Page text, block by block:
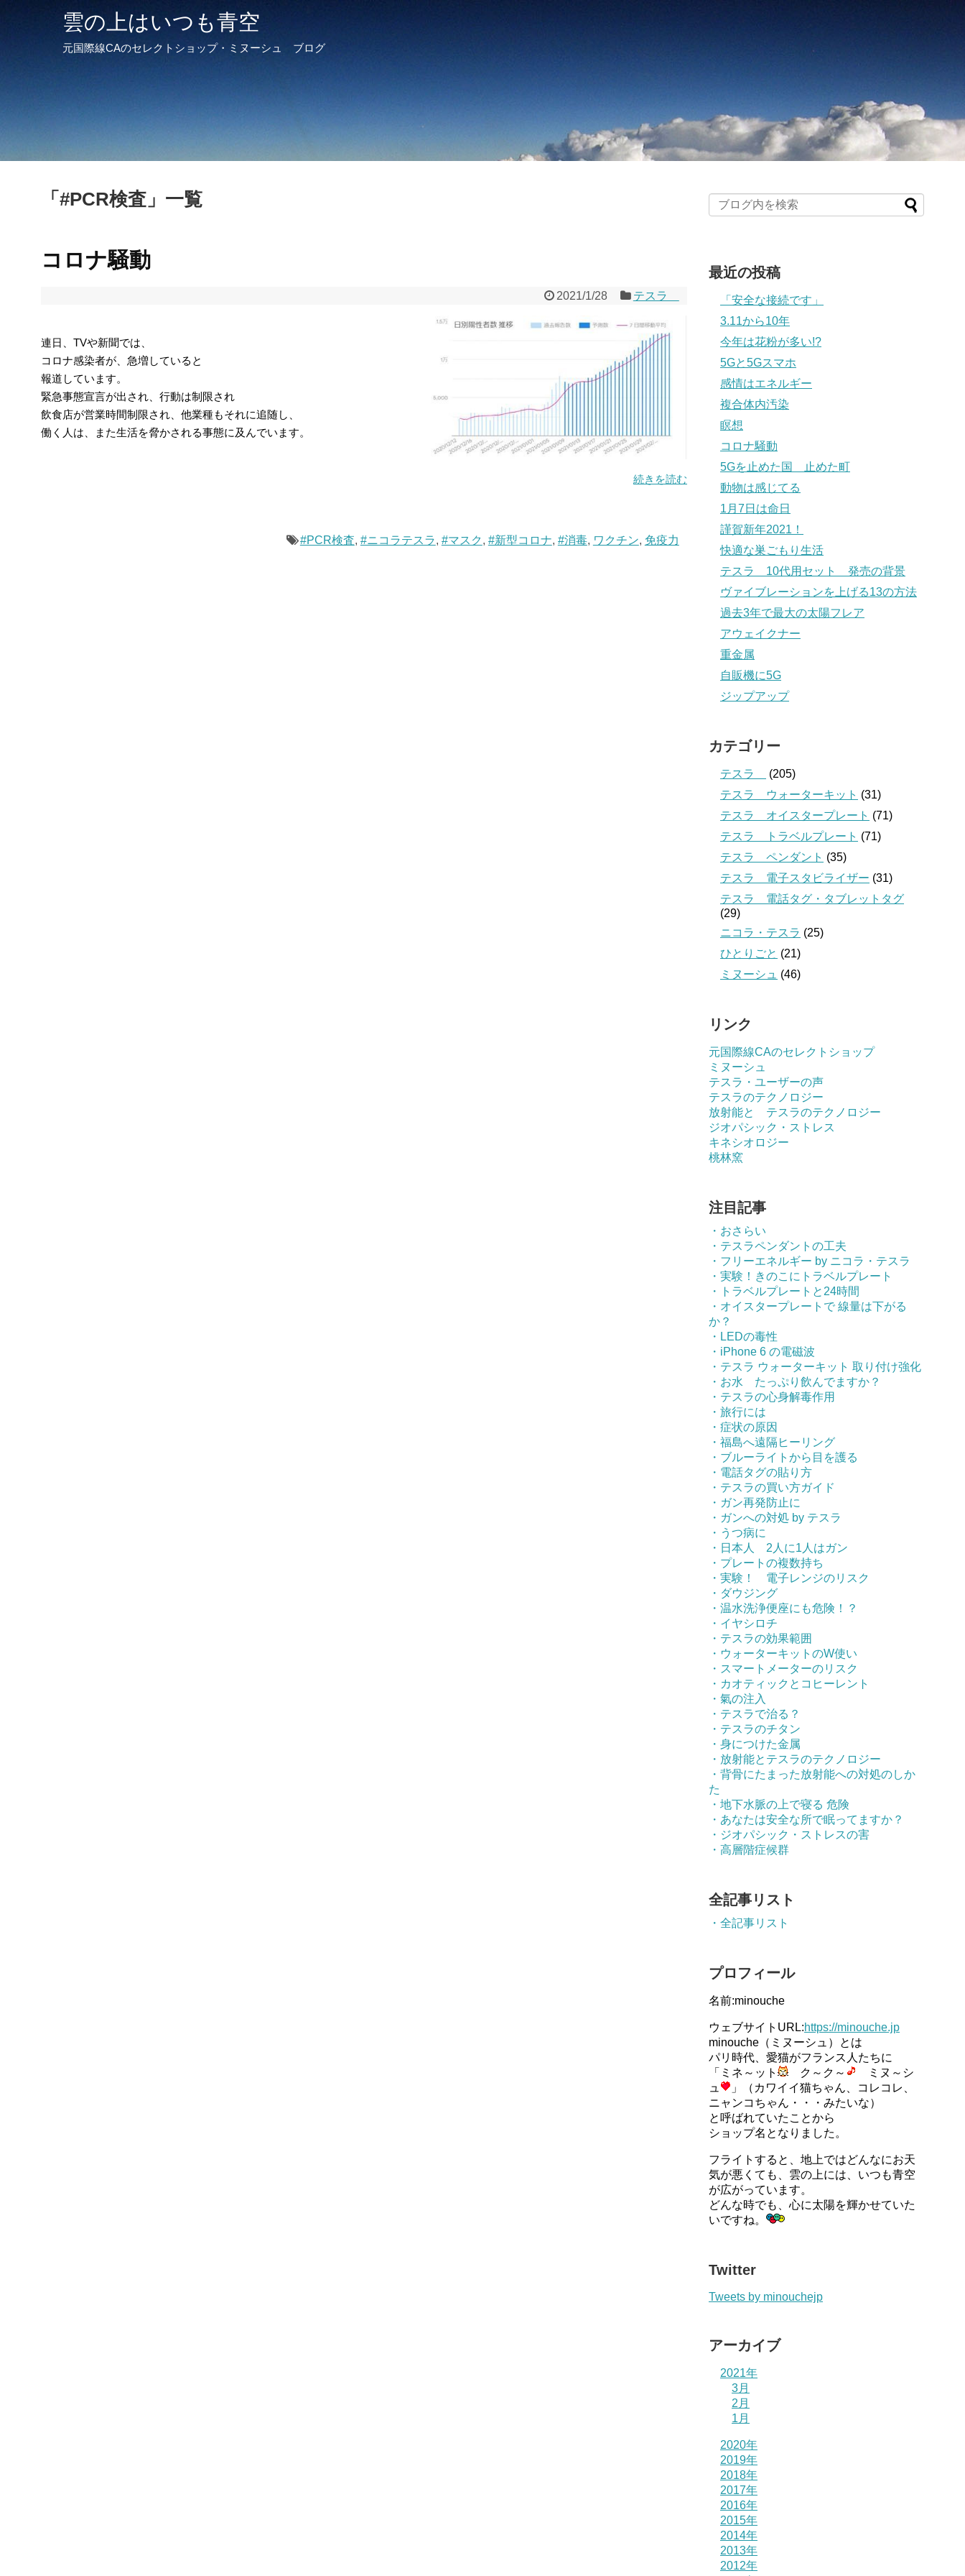
雲の上はいつも青空
元国際線CAのセレクトショップ・ミヌーシュ ブログ
「 #PCR検査 」 一覧
コロナ騒動
2021/1/28 テスラ
連日、TVや新聞では、
コロナ感染者が、急増していると
報道しています。
緊急事態宣言が出され、行動は制限され
飲食店が営業時間制限され、他業種もそれに追随し、
働く人は、また生活を脅かされる事態に及んでいます。
続きを読む
#PCR検査, #ニコラテスラ, #マスク , #新型コロナ, #消毒, ワクチン, 免疫力
最近の投稿
「安全な接続です」
3.11から10年
今年は花粉が多い!?
5Gと5Gスマホ
感情はエネルギー
複合体内汚染
瞑想
コロナ騒動
5Gを止めた国 止めた町
動物は感じてる
1月7日は命日
謹賀新年2021！
快適な巣ごもり生活
テスラ 10代用セット 発売の背景
ヴァイブレーションを上げる13の方法
過去3年で最大の太陽フレア
アウェイクナー
重金属
自販機に5G
ジップアップ
カテゴリー
テスラ
(205)
テスラ ウォーターキット (31)
テスラ オイスタープレート (71)
テスラ トラベルプレート (71)
テスラ ペンダント (35)
テスラ 電子スタビライザー (31)
テスラ 電話タグ・タブレットタグ
(29)
ニコラ・テスラ (25)
ひとりごと (21)
ミヌーシュ (46)
リンク
元国際線CAのセレクトショップ
ミヌーシュ
テスラ・ユーザーの声
テスラのテクノロジー
放射能と テスラのテクノロジー
ジオパシック・ストレス
キネシオロジー
桃林窯
注目記事
・おさらい
・テスラペンダントの工夫
・フリーエネルギー by ニコラ・テスラ
・実験！きのこにトラベルプレート
・トラベルプレートと24時間
・オイスタープレートで 線量は下がる
か？
・LEDの毒性
・iPhone 6 の電磁波
・テスラ ウォーターキット 取り付け強化
・お水 たっぷり飲んでますか？
・テスラの心身解毒作用
・旅行には
・症状の原因
・福島へ遠隔ヒーリング
・ブルーライトから目を護る
・電話タグの貼り方
・テスラの買い方ガイド
・ガン再発防止に
・ガンへの対処 by テスラ
・うつ病に
・日本人 2人に1人はガン
・プレートの複数持ち
・実験！ 電子レンジのリスク
・ダウジング
・温水洗浄便座にも危険！？
・イヤシロチ
・テスラの効果範囲
・ウォーターキットのW使い
・スマートメーターのリスク
・カオティックとコヒーレント
・氣の注入
・テスラで治る？
・テスラのチタン
・身につけた金属
・放射能とテスラのテクノロジー
・背骨にたまった放射能への対処のしか
た
・地下水脈の上で寝る 危険
・あなたは安全な所で眠ってますか？
・ジオパシック・ストレスの害
・高層階症候群
全記事リスト
・全記事リスト
プロフィール
名前:minouche
ウェブサイトURL:https://minouche.jp
minouche（ミヌーシュ）とは
パリ時代、愛猫がフランス人たちに
「ミネ～ット
ク～ク～
ミヌ～シ
ュ
」（カワイイ猫ちゃん、コレコレ、
ニャンコちゃん・・・みたいな）
と呼ばれていたことから
ショップ名となりました。
フライトすると、地上ではどんなにお天
気が悪くても、雲の上には、いつも青空
が広がっています。
どんな時でも、心に太陽を輝かせていた
いですね。
Twitter
Tweets by minouchejp
アーカイブ
2021年
3月
2月
1月
2020年
2019年
2018年
2017年
2016年
2015年
2014年
2013年
2012年